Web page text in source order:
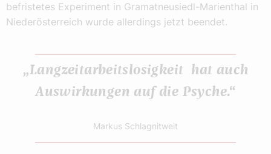
befristetes Experiment in Gramatneusiedl-Marienthal in
Niederösterreich wurde allerdings jetzt beendet.
„Langzeitarbeitslosigkeit hat auch
Auswirkungen auf die Psyche.“
Markus Schlagnitweit